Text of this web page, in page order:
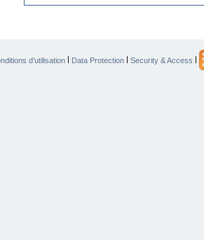
d’utilisation | Data Protection | Security & Access |